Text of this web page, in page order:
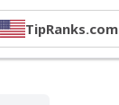
TipRanks.com